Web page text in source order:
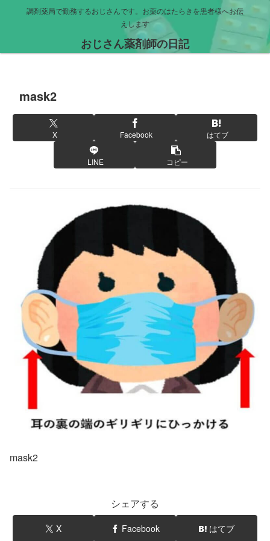
調剤薬局で勤務するおじさんです。お薬のはたらきを患者様へお伝
えします
おじさん薬剤師の日記
mask2
X Facebook はてブ
LINE コピー
mask2
シェアする
X Facebook はてブ